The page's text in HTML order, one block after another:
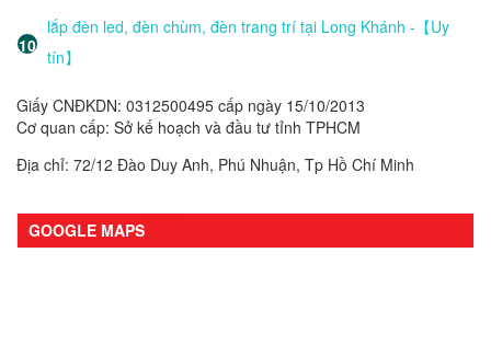
lắp đèn led, đèn chùm, đèn trang trí tại Long Khánh -【Uy
tín】
Giấy CNĐKDN: 0312500495 cấp ngày 15/10/2013
Cơ quan cấp: Sở kế hoạch và đầu tư tỉnh TPHCM
Địa chỉ: 72/12 Đào Duy Anh, Phú Nhuận, Tp Hồ Chí Minh
GOOGLE MAPS